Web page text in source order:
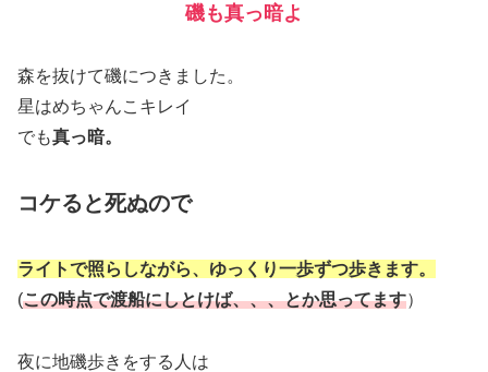
磯も真っ暗よ
森を抜けて磯につきました。
星はめちゃんこキレイ
でも真っ暗。
コケると死ぬので
ライトで照らしながら、ゆっくり一歩ずつ歩きます。
(この時点で渡船にしとけば、、、とか思ってます）
夜に地磯歩きをする人は